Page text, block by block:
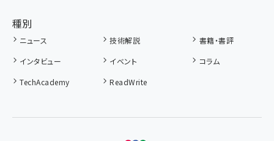
種別
ニュース 技術解説
書籍・書評
インタビュー
イベント
コラム
TechAcademy
ReadWrite